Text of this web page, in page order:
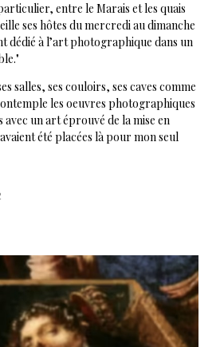
entre le Marais et les quais
ses hôtes du mercredi au dimanche
dédié à l’art photographique dans un
salles, ses couloirs, ses caves comme
les oeuvres photographiques
avec un art éprouvé de la mise en
été placées là pour mon seul